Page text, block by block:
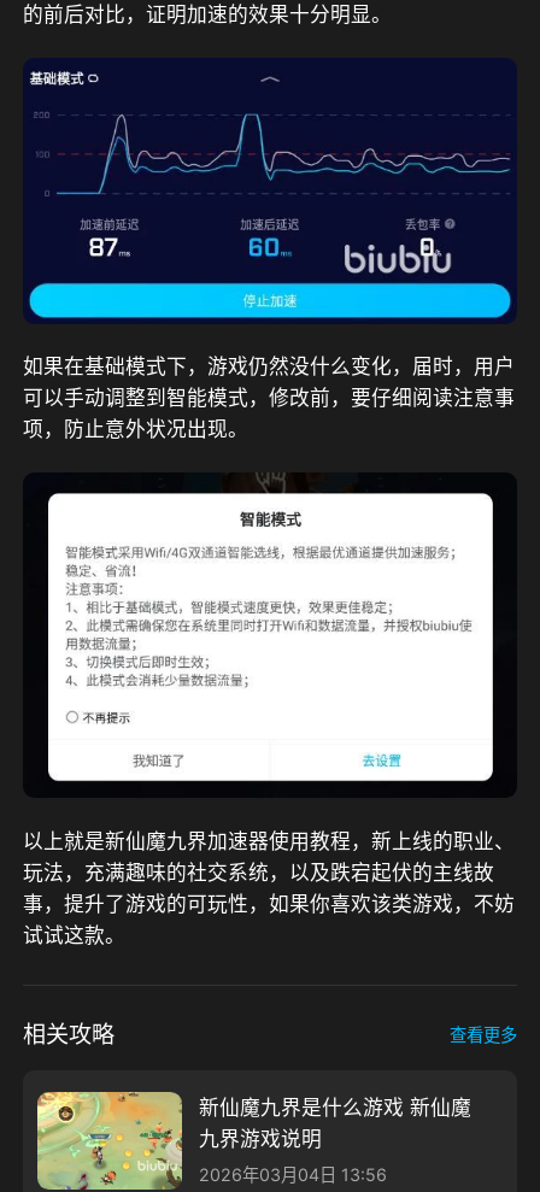
的前后对比，证明加速的效果十分明显。
如果在基础模式下，游戏仍然没什么变化，届时，用户
可以手动调整到智能模式，修改前，要仔细阅读注意事
项，防止意外状况出现。
以上就是新仙魔九界加速器使用教程，新上线的职业、
玩法，充满趣味的社交系统，以及跌宕起伏的主线故
事，提升了游戏的可玩性，如果你喜欢该类游戏，不妨
试试这款。
相关攻略 查看更多
新仙魔九界是什么游戏 新仙魔
九界游戏说明
2026年03月04日 13:56